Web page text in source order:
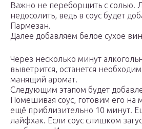
Важно не переборщить с солью.
недосолить, ведь в соус будет
Пармезан.
Далее добавляем белое сухое
Через несколько минут
выветрится, останется
манящий аромат.
Следующим этапом будет
Помешивая соус, готовим его на
ещё приблизительно 10 минут.
лайфхак. Если соус слишком